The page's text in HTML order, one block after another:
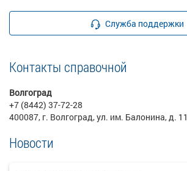
Служба поддержки
Контакты справочной
Волгоград
+7 (8442) 37-72-28
400087, г. Волгоград, ул. им. Балонина, д. 11
Новости